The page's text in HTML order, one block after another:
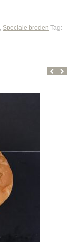
Speciale broden Tag: